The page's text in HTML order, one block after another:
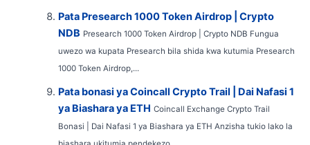
Pata Presearch 1000 Token Airdrop | Crypto
NDB Presearch 1000 Token Airdrop | Crypto NDB Fungua
uwezo wa kupata Presearch bila shida kwa kutumia Presearch
1000 Token Airdrop,...
Pata bonasi ya Coincall Crypto Trail | Dai Nafasi 1
ya Biashara ya ETH Coincall Exchange Crypto Trail
Bonasi | Dai Nafasi 1 ya Biashara ya ETH Anzisha tukio lako la